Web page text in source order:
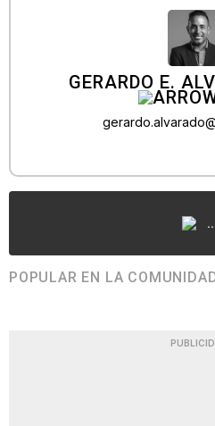
GERARDO E.
POPULAR EN LA